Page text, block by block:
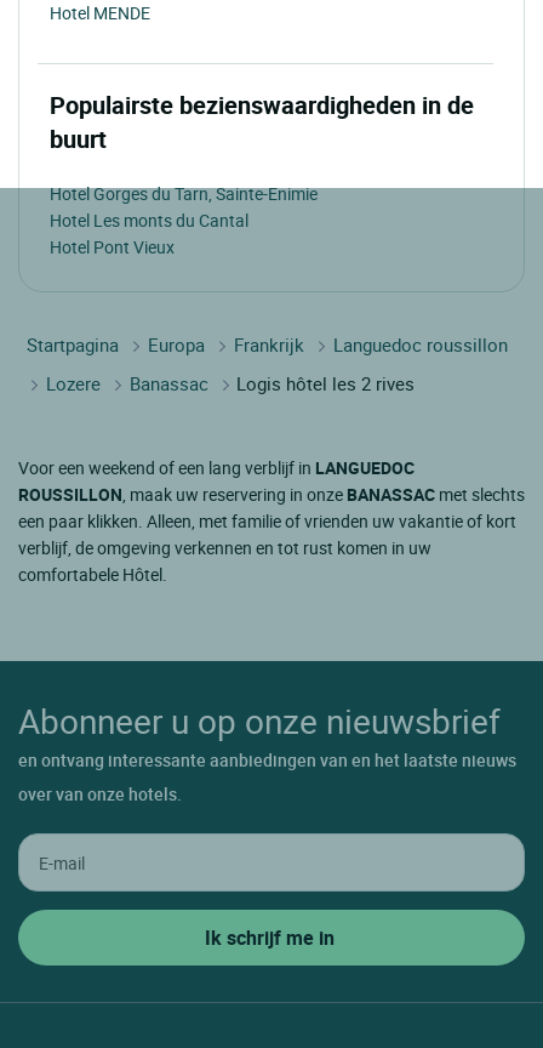
Hotel MENDE
Populairste bezienswaardigheden in de
buurt
Hotel Gorges du Tarn, Sainte-Enimie
Hotel Les monts du Cantal
Hotel Pont Vieux
Startpagina Europa Frankrijk
Languedoc roussillon
Lozere
Banassac Logis hôtel les 2 rives
Voor een weekend of een lang verblijf in LANGUEDOC
ROUSSILLON, maak uw reservering in onze BANASSAC met slechts
een paar klikken. Alleen, met familie of vrienden uw vakantie of kort
verblijf, de omgeving verkennen en tot rust komen in uw
comfortabele Hôtel.
Abonneer u op onze nieuwsbrief
en ontvang interessante aanbiedingen van en het laatste nieuws
over van onze hotels.